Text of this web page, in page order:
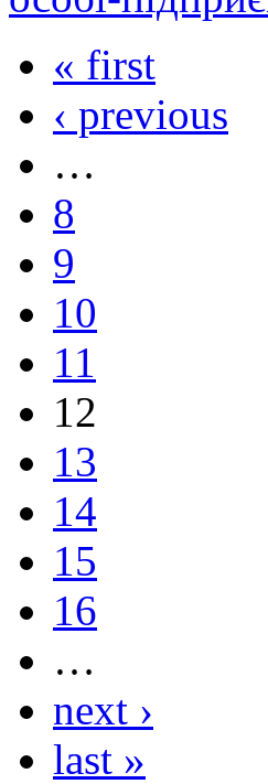
« first
‹ previous
…
8
9
10
11
12
13
14
15
16
…
next ›
last »